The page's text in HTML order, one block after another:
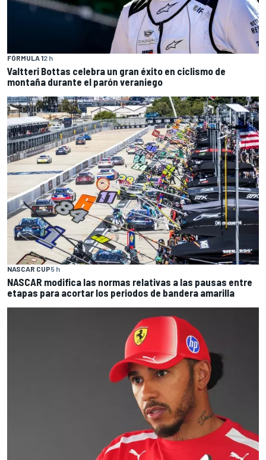
FÓRMULA 12 h
Valtteri Bottas celebra un gran éxito en ciclismo de
montaña durante el parón veraniego
NASCAR CUP5 h
NASCAR modifica las normas relativas a las pausas entre
etapas para acortar los periodos de bandera amarilla